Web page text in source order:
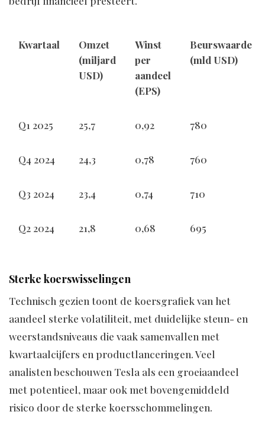
Kwartaal
Omzet
(miljard
USD)
Winst
per
aandeel
(EPS)
Beurswaarde
(mld USD)
Q1 2025 25,7 0,92 780
Q4 2024 24,3 0,78 760
Q3 2024 23,4 0,74 710
Q2 2024 21,8 0,68 695
Sterke koerswisselingen
Technisch gezien toont de koersgrafiek van het
aandeel sterke volatiliteit, met duidelijke steun- en
weerstandsniveaus die vaak samenvallen met
kwartaalcijfers en productlanceringen. Veel
analisten beschouwen Tesla als een groeiaandeel
met potentieel, maar ook met bovengemiddeld
risico door de sterke koersschommelingen.